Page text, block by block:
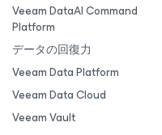
Veeam DataAI Command
Platform
データの回復力
Veeam Data Platform
Veeam Data Cloud
Veeam Vault